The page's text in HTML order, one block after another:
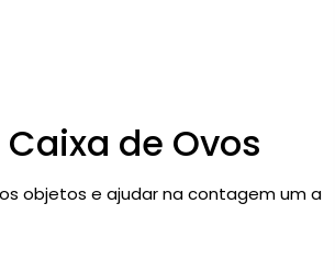
de Ovos
objetos e ajudar na contagem um a